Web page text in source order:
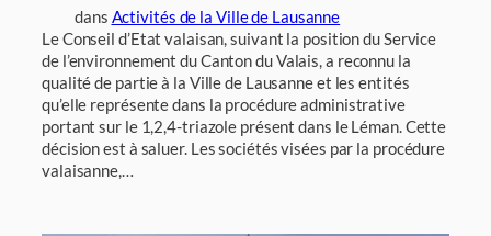
dans Activités de la Ville de Lausanne
Le Conseil d’Etat valaisan, suivant la position du Service
de l’environnement du Canton du Valais, a reconnu la
qualité de partie à la Ville de Lausanne et les entités
qu’elle représente dans la procédure administrative
portant sur le 1,2,4-triazole présent dans le Léman. Cette
décision est à saluer. Les sociétés visées par la procédure
valaisanne,…